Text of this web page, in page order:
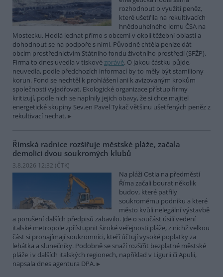
rozhodnout o využití peněz,
které ušetřila na rekultivacích
hnědouhelného lomu ČSA na
Mostecku. Hodlá jednat přímo s obcemi v okolí těžební oblasti a
dohodnout se na podpoře s nimi. Původně chtěla peníze dát
obcím prostřednictvím Státního fondu životního prostředí (SFŽP).
Firma to dnes uvedla v tiskovézprávě. O jakou částku půjde,
neuvedla, podle předchozích informací by to měly být stamiliony
korun. Fond se nechtěl k prohlášení ani k avizovaným krokům
společnosti vyjadřovat. Ekologické organizace přístup firmy
kritizují, podle nich se naplnily jejich obavy, že si chce majitel
energetické skupiny Sev.en Pavel Tykač většinu ušetřených peněz z
rekultivací nechat.
Římská radnice rozšiřuje městské pláže, začala
demolicí dvou soukromých klubů
3.8.2026 12:32 (ČTK)
Na pláži Ostia na předměstí
Říma začali bourat několik
budov, které patřily
soukromému podniku a které
město kvůli nelegální výstavbě
a porušení dalších předpisů zabavilo. Jde o součást úsilí vedení
italské metropole zpřístupnit široké veřejnosti pláže, z nichž velkou
část si pronajímají soukromníci, kteří účtují vysoké poplatky za
lehátka a slunečníky. Podobně se snaží rozšířit bezplatné městské
pláže i v dalších italských regionech, například v Ligurii či Apulii,
napsala dnes agentura DPA.